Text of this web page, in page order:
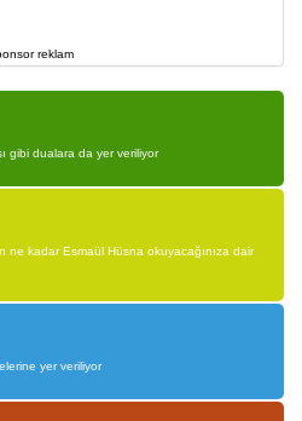
reklam
gibi dualara da yer veriliyor
ne kadar Esmaül Hüsna okuyacağınıza dair
yer veriliyor